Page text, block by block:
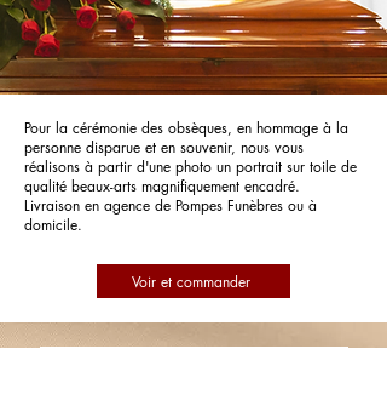
Pour la cérémonie des obsèques, en hommage à la
personne disparue et en souvenir, nous vous
réalisons à partir d'une photo un portrait sur toile de
qualité beaux-arts magnifiquement encadré.
Livraison en agence de Pompes Funèbres ou à
domicile.
Voir et commander